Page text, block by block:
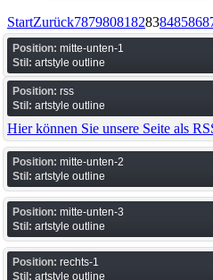
StartZurück787980818283848586
Position: mitte-unten-1
Stil: artstyle outline
Position: rss
Stil: artstyle outline
Hier können Sie unsere Seite als
Position: mitte-unten-2
Stil: artstyle outline
Position: mitte-unten-3
Stil: artstyle outline
Position: rechts-1
Stil: artstyle outline